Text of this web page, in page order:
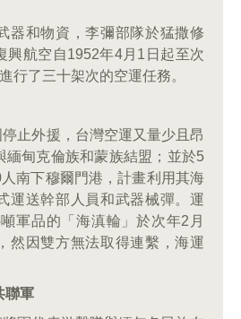
器和物資，李彌部隊於猛撒修
興航空自1952年4月1日起至次
行了三十架次的空運任務。
止外援，台灣空運又量少且昂
緬甸克倫族和蒙族結盟；並於5
南下穆爾門港，計畫利用其海
運送幹部人員和武器械彈。運
軍品的「海滇輪」於次年2月
然因雙方無法取得連繫，海運
聯軍